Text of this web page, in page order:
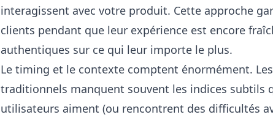
interagissent avec votre produit. Cette approche
clients pendant que leur expérience est encore
authentiques sur ce qui leur importe le plus.
Le timing et le contexte comptent énormément.
traditionnels manquent souvent les indices subtils
utilisateurs aiment (ou rencontrent des difficultés